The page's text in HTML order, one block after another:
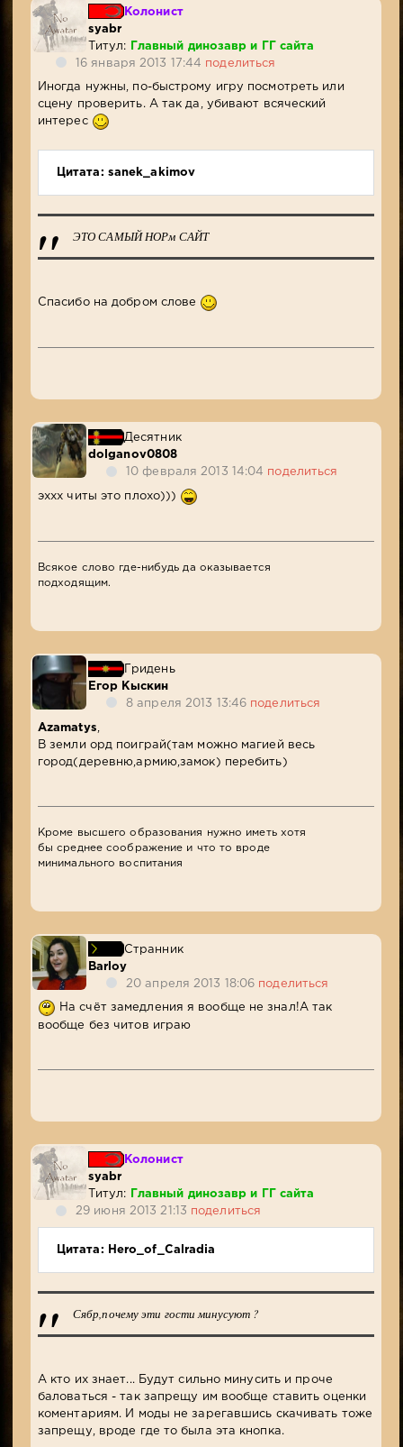
Колонист
syabr
Титул:
Главный динозавр и ГГ сайта
16 января 2013 17:44 поделиться
Иногда нужны, по-быстрому игру посмотреть или
сцену проверить. А так да, убивают всяческий
интерес
Цитата: sanek_akimov
ЭТО САМЫЙ НОРм САЙТ
Спасибо на добром слове
Десятник
dolganov0808
10 февраля 2013 14:04
поделиться
эххх читы это плохо)))
Всякое слово где-нибудь да оказывается
подходящим.
Гридень
Егор Кыскин
8 апреля 2013 13:46 поделиться
Azamatys
В земли орд поиграй(там можно магией весь
город(деревню,армию,замок) перебить)
Кроме высшего образования нужно иметь хотя
бы среднее соображение и что то вроде
минимального воспитания
Странник
Barloy
20 апреля 2013 18:06 поделиться
На счёт замедления я вообще не знал!А так
вообще без читов играю
Колонист
syabr
Титул:
Главный динозавр и ГГ сайта
29 июня 2013 21:13 поделиться
Цитата: Hero_of_Calradia
Сябр,почему эти гости минусуют ?
А кто их знает... Будут сильно минусить и проче
баловаться - так запрещу им вообще ставить оценки
коментариям. И моды не зарегавшись скачивать тоже
запрещу, вроде где то была эта кнопка.